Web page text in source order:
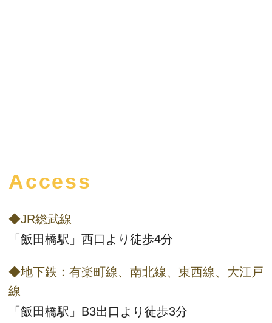
Access
◆JR総武線
「飯田橋駅」西口より徒歩4分
◆地下鉄：有楽町線、南北線、東西線、大江戸
線
「飯田橋駅」B3出口より徒歩3分